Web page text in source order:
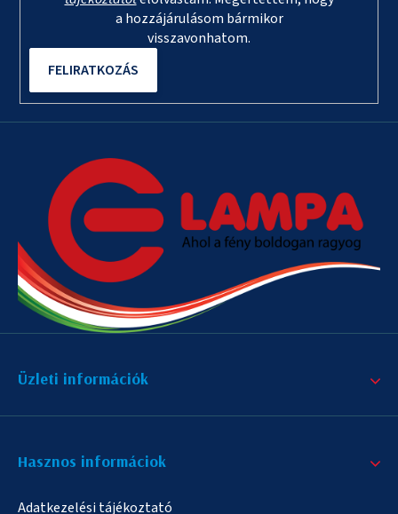
a hozzájárulásom bármikor
visszavonhatom.
FELIRATKOZÁS
Üzleti információk
Hasznos informáciok
Adatkezelési tájékoztató